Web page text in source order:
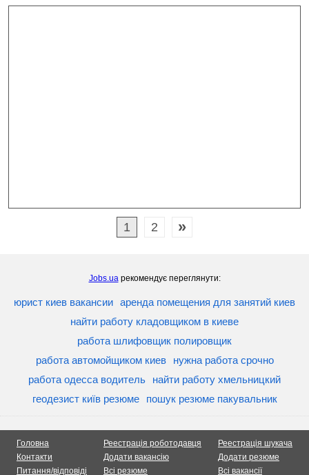
1 2 »
Jobs.uaрекомендує переглянути:
юрист киев вакансии аренда помещения для занятий киев
найти работу кладовщиком в киеве
работа шлифовщик полировщик
работа автомойщиком киев
нужна работа срочно
работа одесса водитель
найти работу хмельницкий
геодезист київ резюме
пошук резюме пакувальник
Головна
Контакти
Питання/відповіді
Реестрація роботодавця
Додати вакансію
Всі резюме
Реестрація шукача
Додати резюме
Всі вакансії